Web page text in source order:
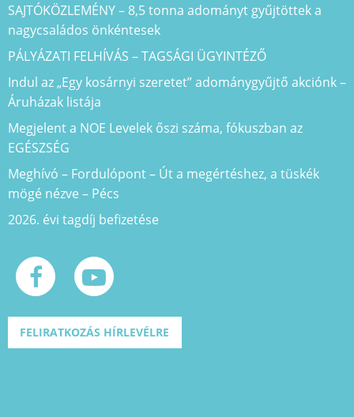
SAJTÓKÖZLEMÉNY – 8,5 tonna adományt gyűjtöttek a
nagycsaládos önkéntesek
PÁLYÁZATI FELHÍVÁS – TAGSÁGI ÜGYINTÉZŐ
Indul az „Egy kosárnyi szeretet” adománygyűjtő akciónk –
Áruházak listája
Megjelent a NOE Levelek őszi száma, fókuszban az
EGÉSZSÉG
Meghívó – Fordulópont – Út a megértéshez, a tüskék
mögé nézve – Pécs
2026. évi tagdíj befizetése
FELIRATKOZÁS HÍRLEVÉLRE